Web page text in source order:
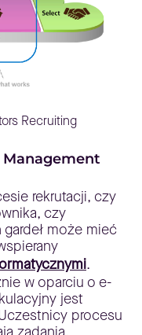
Recruiting
Management
rekrutacji, czy
czy
może mieć
.
w oparciu o e-
jest
procesu